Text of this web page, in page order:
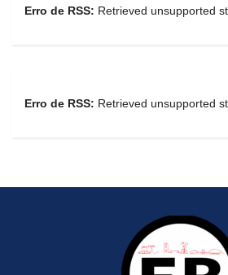
Erro de RSS: Retrieved unsupported
Erro de RSS: Retrieved unsupported